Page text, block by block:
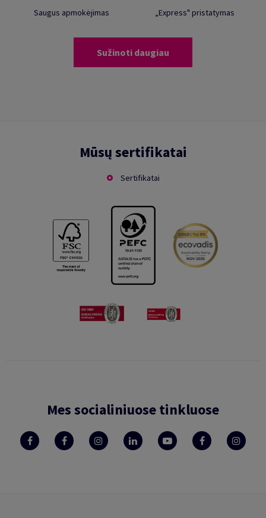
Saugus apmokėjimas „Express" pristatymas
Sužinoti daugiau
Mūsų sertifikatai
Sertifikatai
Mes socialiniuose tinkluose